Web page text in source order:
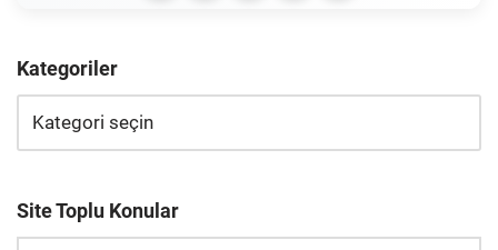
Kategoriler
Site Toplu Konular